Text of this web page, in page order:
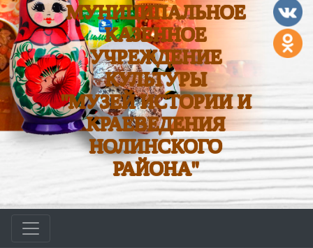
МУНИЦИПАЛЬНОЕ
КАЗЕННОЕ
УЧРЕЖДЕНИЕ
КУЛЬТУРЫ
"МУЗЕЙ ИСТОРИИ И
КРАЕВЕДЕНИЯ
НОЛИНСКОГО
РАЙОНА"